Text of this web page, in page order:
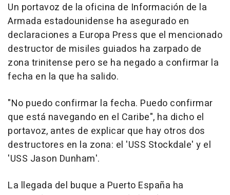
Un portavoz de la oficina de Información de la
Armada estadounidense ha asegurado en
declaraciones a Europa Press que el mencionado
destructor de misiles guiados ha zarpado de
zona trinitense pero se ha negado a confirmar la
fecha en la que ha salido.
"No puedo confirmar la fecha. Puedo confirmar
que está navegando en el Caribe", ha dicho el
portavoz, antes de explicar que hay otros dos
destructores en la zona: el 'USS Stockdale' y el
'USS Jason Dunham'.
La llegada del buque a Puerto España ha